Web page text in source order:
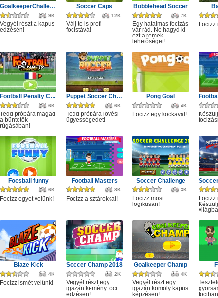
GoalkeeperChallenge
9K
Vegyél részt a kapus
edzésén!
Soccer Caps
12K
Válj te is profi
focistává!
Bobblehead Soccer
7K
Egy hatalmas focizás
vár rád. Ne hagyd ki
ezt a remek
lehetőséget!
Focizz
Football Penalty Champions
6K
Tedd próbára magad
a büntetők
rúgásában!
Puppet Soccer Challenge
6K
Tedd próbára lövési
ügyességedet!
Pong Goal
4K
Focizz egy kockával!
Foosball funny
6K
Focizz egyet velünk!
Football Masters
8K
Focizz a sztárokkal!
Soccer Challenge
3K
Focizz most
logikusan!
Focizz
Blaze Kick
4K
Focizz ismét velünk!
Soccer Champ 2018
2K
Vegyél részt egy
igazán kemény foci
edzésen!
Goalkeeper Champ
4K
Vegyél részt egy
igazán komoly kapus
képzésen!